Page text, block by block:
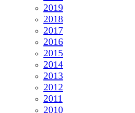
2019
2018
2017
2016
2015
2014
2013
2012
2011
2010